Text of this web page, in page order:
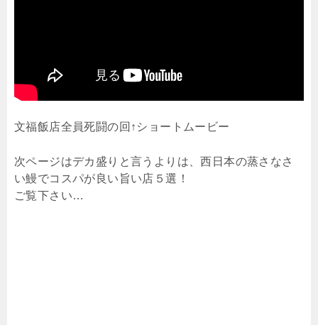
文福飯店全員死闘の回↑ショートムービー
次ページはデカ盛りと言うよりは、西日本の蒸さなさ
い鰻でコスパが良い旨い店５選！
ご覧下さい…